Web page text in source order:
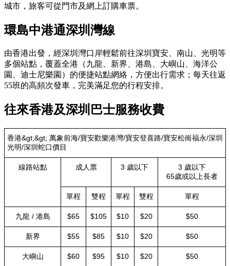
城市，旅客可從門市及網上訂購車票。
環島中港通深圳灣線
由香港出發，經深圳灣口岸輕鬆前往深圳寶安、南山、光明等
多個站點，覆蓋全港（九龍、新界、港島、大嶼山、海洋公
園、迪士尼樂園）的便捷站點網絡，方便出行需求；每天往返
55班的高頻次發車，完美滿足您的行程安排。
往來香港及深圳巴士服務收費
香港&gt;&gt; 萬象前海/寶安歡樂港灣/寶安登喜路/寶安松崗福永/深圳
光明/深圳蛇口價目
線路站點 成人票 3 歲以下
3 歲以下
65歲或以上長者
單程 雙程 單程 雙程 單程
九龍 / 港島 $65 $105 $10 $20 $50
新界 $55 $85 $10 $20 $50
大嶼山 $60 $95 $10 $20 $50